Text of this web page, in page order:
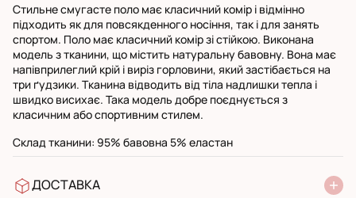
Стильне смугасте поло має класичний комір і відмінно
підходить як для повсякденного носіння, так і для занять
спортом. Поло має класичний комір зі стійкою. Виконана
модель з тканини, що містить натуральну бавовну. Вона має
напівприлеглий крій і виріз горловини, який застібається на
три ґудзики. Тканина відводить від тіла надлишки тепла і
швидко висихає. Така модель добре поєднується з
класичним або спортивним стилем.
Склад тканини: 95% бавовна 5% еластан
ДОСТАВКА